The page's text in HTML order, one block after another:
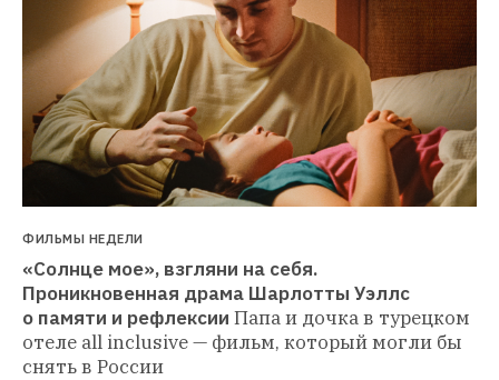
ФИЛЬМЫ НЕДЕЛИ
«Солнце мое», взгляни на себя.
Проникновенная драма Шарлотты Уэллс
о памяти и рефлексии Папа и дочка в турецком
отеле all inclusive — фильм, который могли бы
снять в России